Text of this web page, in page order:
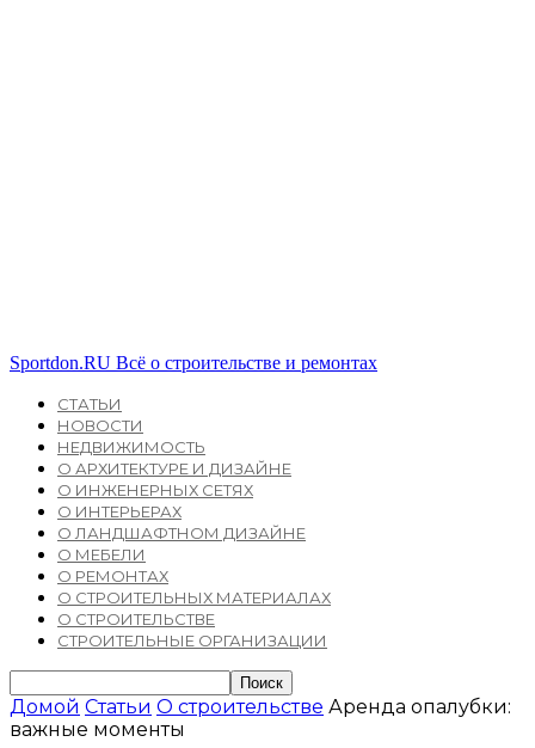
Sportdon.RU Всё о строительстве и ремонтах
СТАТЬИ
НОВОСТИ
НЕДВИЖИМОСТЬ
О АРХИТЕКТУРЕ И ДИЗАЙНЕ
О ИНЖЕНЕРНЫХ СЕТЯХ
О ИНТЕРЬЕРАХ
О ЛАНДШАФТНОМ ДИЗАЙНЕ
О МЕБЕЛИ
О РЕМОНТАХ
О СТРОИТЕЛЬНЫХ МАТЕРИАЛАХ
О СТРОИТЕЛЬСТВЕ
СТРОИТЕЛЬНЫЕ ОРГАНИЗАЦИИ
Домой Статьи О строительстве Аренда опалубки:
важные моменты